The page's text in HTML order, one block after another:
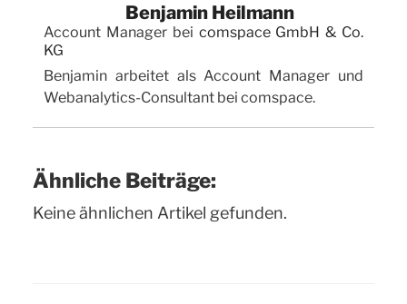
Benjamin Heilmann
Account Managerbei comspace GmbH & Co.
KG
Benjamin arbeitet als Account Manager und
Webanalytics-Consultant bei comspace.
Ähnliche Beiträge:
Keine ähnlichen Artikel gefunden.